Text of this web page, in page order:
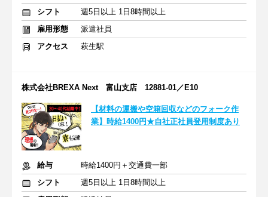
シフト
週5日以上 1日8時間以上
雇用形態
派遣社員
アクセス
萩生駅
株式会社BREXA Next 富山支店 12881-01／E10
【材料の運搬や空箱回収などのフォーク作
業】時給1400円★自社正社員登用制度あり
給与
時給1400円＋交通費一部
シフト
週5日以上 1日8時間以上